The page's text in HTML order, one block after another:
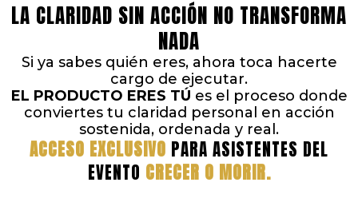
LA CLARIDAD SIN ACCIÓN NO TRANSFORMA
NADA
Si ya sabes quién eres, ahora toca hacerte
cargo de ejecutar.
EL PRODUCTO ERES TÚ es el proceso donde
conviertes tu claridad personal en acción
sostenida, ordenada y real.
ACCESO EXCLUSIVO PARA ASISTENTES DEL
EVENTO CRECER O MORIR.